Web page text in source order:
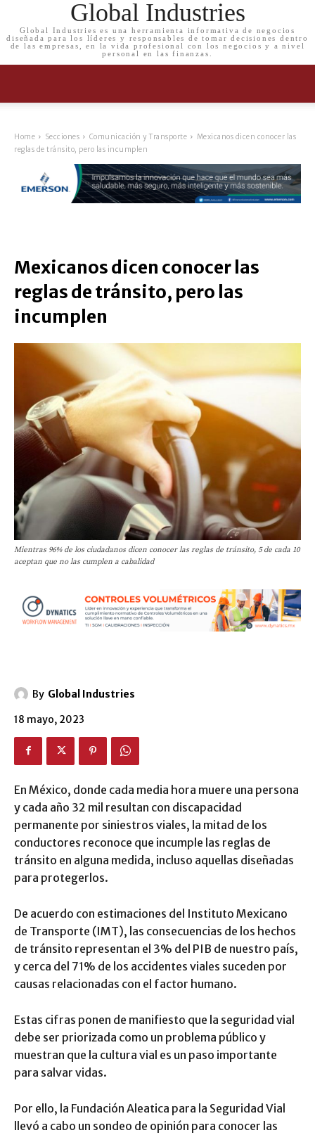
Global Industries
Global Industries es una herramienta informativa de negocios
diseñada para los líderes y responsables de tomar decisiones dentro
de las empresas, en la vida profesional con los negocios y a nivel
personal en las finanzas.
Home Secciones Comunicación y Transporte
Mexicanos dicen conocer las
reglas de tránsito, pero las incumplen
Mexicanos dicen conocer las
reglas de tránsito, pero las
incumplen
Mientras 96% de los ciudadanos dicen conocer las reglas de tránsito, 5 de cada 10
aceptan que no las cumplen a cabalidad
By Global Industries
18 mayo, 2023
En México, donde cada media hora muere una persona
y cada año 32 mil resultan con discapacidad
permanente por siniestros viales, la mitad de los
conductores reconoce que incumple las reglas de
tránsito en alguna medida, incluso aquellas diseñadas
para protegerlos.
De acuerdo con estimaciones del Instituto Mexicano
de Transporte (IMT), las consecuencias de los hechos
de tránsito representan el 3% del PIB de nuestro país,
y cerca del 71% de los accidentes viales suceden por
causas relacionadas con el factor humano.
Estas cifras ponen de manifiesto que la seguridad vial
debe ser priorizada como un problema público y
muestran que la cultura vial es un paso importante
para salvar vidas.
Por ello, la Fundación Aleatica para la Seguridad Vial
llevó a cabo un sondeo de opinión para conocer las